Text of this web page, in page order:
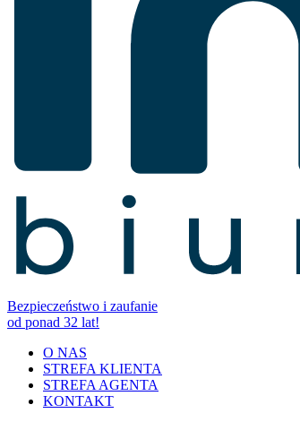
Bezpieczeństwo i zaufanie
od ponad 32 lat!
O NAS
STREFA KLIENTA
STREFA AGENTA
KONTAKT